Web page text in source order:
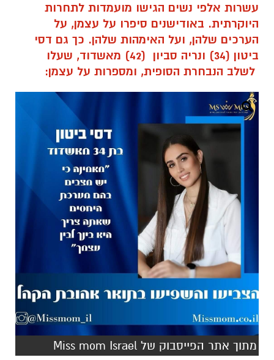
עשרות אלפי נשים הגישו מועמדות לתחרות
היוקרתית. באודישנים סיפרו על עצמן, על
הערכים שלהן, ועל האימהות שלהן. כך גם דסי
ביטון (34) ונריה סביון (42) מאשדוד, שעלו
לשלב הנבחרת הסופית, ומספרות על עצמן:
מתוך אתר הפייסבוק של Miss mom Israel